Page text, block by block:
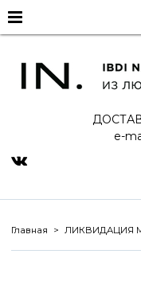
e-
Главная ЛИКВИДАЦИЯ